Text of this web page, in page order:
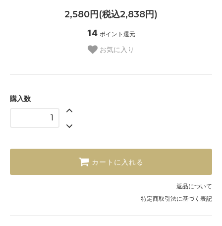
2,580円(税込2,838円)
14 ポイント還元
お気に入り
購入数
カートに入れる
返品について
特定商取引法に基づく表記